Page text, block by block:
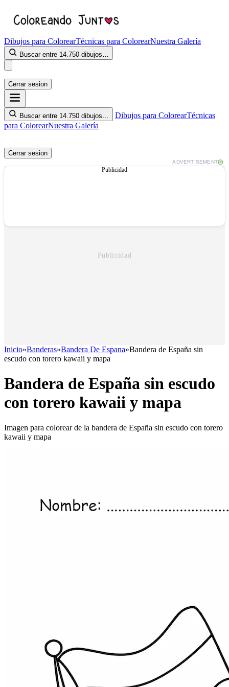
Dibujos para ColorearTécnicas para ColorearNuestra Galería
Buscar entre 14.750 dibujos…
Cerrar sesion
Buscar entre 14.750 dibujos… Dibujos para ColorearTécnicas
para ColorearNuestra Galería
Cerrar sesion
ADVERTISEMENT
Publicidad
Inicio»Banderas»Bandera De Espana»Bandera de España sin
escudo con torero kawaii y mapa
Bandera de España sin escudo
con torero kawaii y mapa
Imagen para colorear de la bandera de España sin escudo con torero
kawaii y mapa